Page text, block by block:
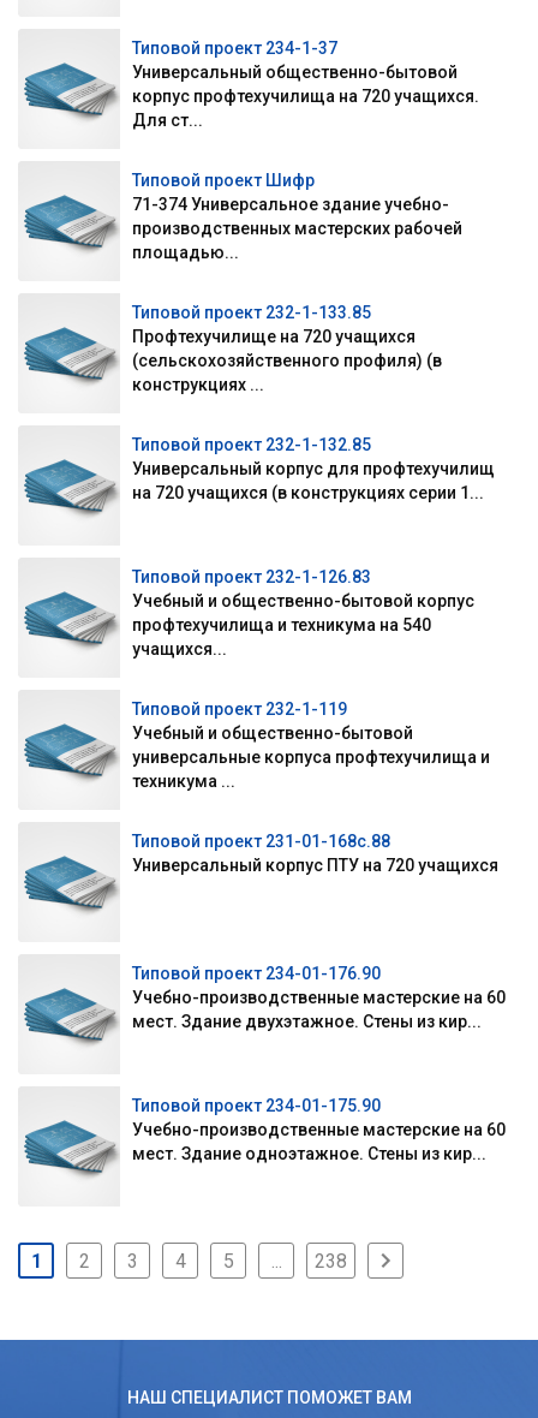
Типовой проект 234-1-37
Универсальный общественно-бытовой
корпус профтехучилища на 720 учащихся.
Для ст...
Типовой проект Шифр
71-374 Универсальное здание учебно-
производственных мастерских рабочей
площадью...
Типовой проект 232-1-133.85
Профтехучилище на 720 учащихся
(сельскохозяйственного профиля) (в
конструкциях ...
Типовой проект 232-1-132.85
Универсальный корпус для профтехучилищ
на 720 учащихся (в конструкциях серии 1...
Типовой проект 232-1-126.83
Учебный и общественно-бытовой корпус
профтехучилища и техникума на 540
учащихся...
Типовой проект 232-1-119
Учебный и общественно-бытовой
универсальные корпуса профтехучилища и
техникума ...
Типовой проект 231-01-168с.88
Универсальный корпус ПТУ на 720 учащихся
Типовой проект 234-01-176.90
Учебно-производственные мастерские на 60
мест. Здание двухэтажное. Стены из кир...
Типовой проект 234-01-175.90
Учебно-производственные мастерские на 60
мест. Здание одноэтажное. Стены из кир...
1 2 3 4 5 238
НАШ СПЕЦИАЛИСТ ПОМОЖЕТ ВАМ